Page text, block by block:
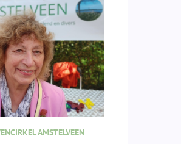
AMSTELVEEN